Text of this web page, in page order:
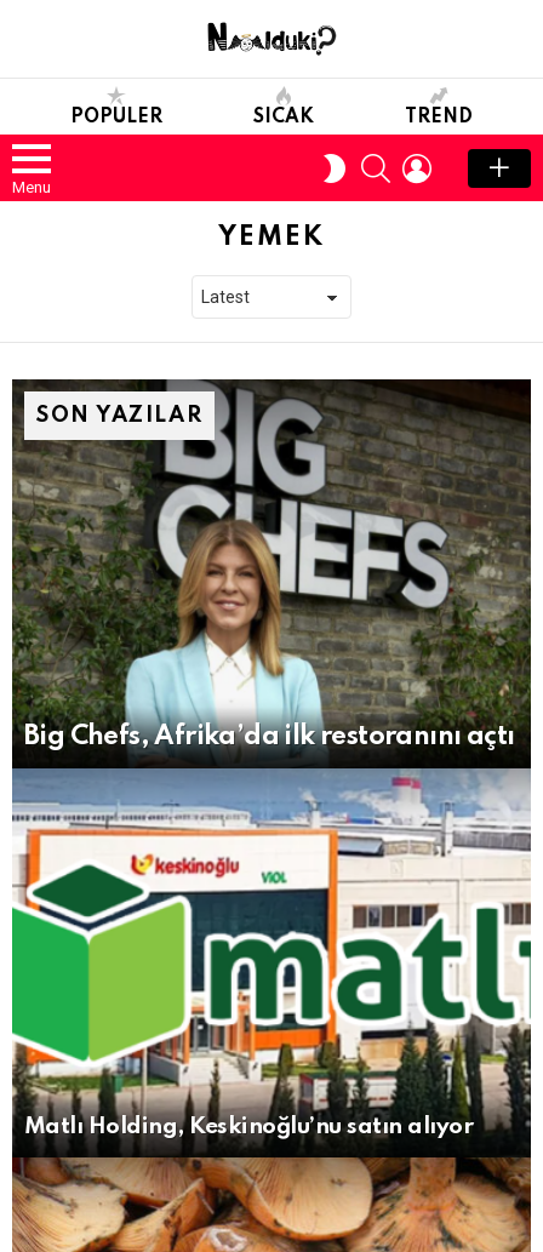
POPULER SICAK TREND
Menu
SWITCH
SKIN
SEARCHLOGIN
YEMEK
SON YAZILAR
Big Chefs, Afrika’da ilk restoranını açtı
Matlı Holding, Keskinoğlu’nu satın alıyor